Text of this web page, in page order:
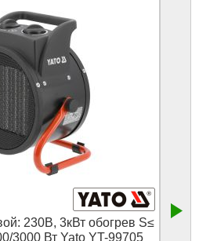
230В, 3кВт обогрев S≤
3000 Вт Yato YT-99705